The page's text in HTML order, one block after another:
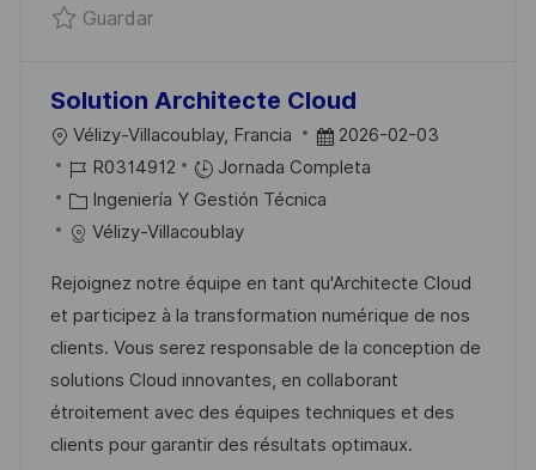
O
A GuardarGuardar Chef de projet technique (SEM)
Solution Architecte Cloud
U
B
C
C
I
Ó
N
Vélizy-Villacoublay, Francia
F
E
C
D
E
P
U
B
L
2026-02-03
I
D
D
E
M
P
L
E
O
R0314912
Jornada Completa
C
A
E
G
O
R
Í
A
Ingeniería Y Gestión Técnica
Vélizy-Villacoublay
Rejoignez notre équipe en tant qu'Architecte Cloud
et participez à la transformation numérique de nos
clients. Vous serez responsable de la conception de
solutions Cloud innovantes, en collaborant
étroitement avec des équipes techniques et des
clients pour garantir des résultats optimaux.